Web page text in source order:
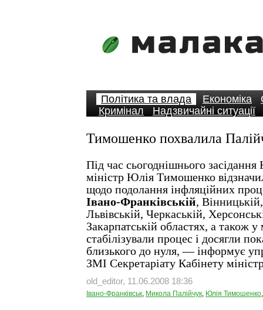
Політика та влада Економіка
Кримінал
Надзвичайні ситуації
Тимошенко похвалила
Під час сьогоднішнього
міністр Юлія Тимошенко
щодо подолання інфляційних
Івано-Франківській,
Львівській, Черкаській,
Закарпатській областях, а також у
стабілізували процес і досягли
близького до нуля, — інформує
ЗМІ Секретаріату Кабінету
old_editor, 11.06.2008 18:36
Івано-Франківськ, Микола Палійчук, Юлія Тимошенко